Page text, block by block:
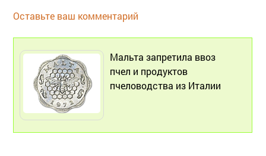
Оставьте ваш комментарий
Мальта запретила ввоз
пчел и продуктов
пчеловодства из Италии